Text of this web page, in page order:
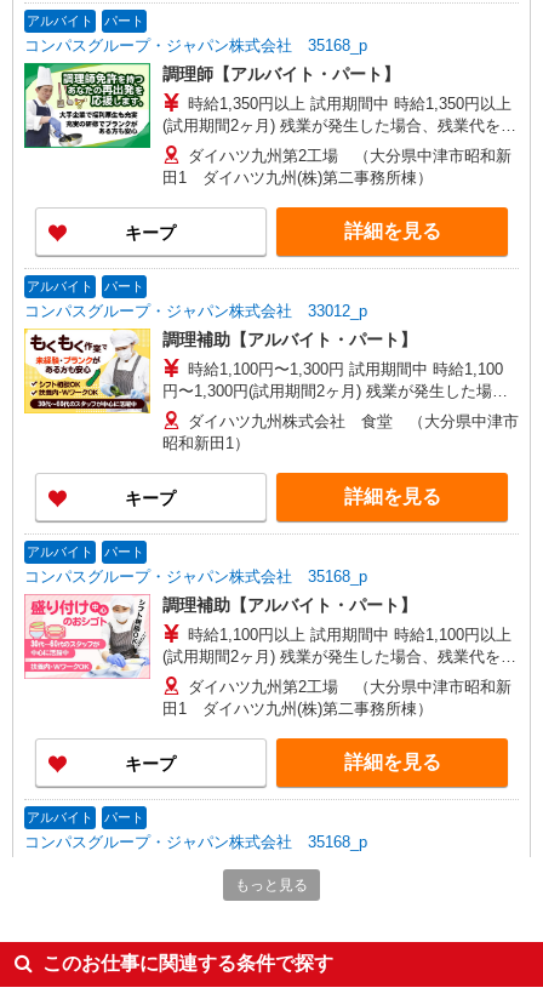
アルバイト パート
コンパスグループ・ジャパン株式会社 35168_p
調理師【アルバイト・パート】
時給1,350円以上 試用期間中 時給1,350円以上
(試用期間2ヶ月) 残業が発生した場合、残業代を1
分単位で別途支給します。
ダイハツ九州第2工場 （大分県中津市昭和新
田1 ダイハツ九州(株)第二事務所棟）
キープ 詳細を見る
アルバイト パート
コンパスグループ・ジャパン株式会社 33012_p
調理補助【アルバイト・パート】
時給1,100円〜1,300円 試用期間中 時給1,100
円〜1,300円(試用期間2ヶ月) 残業が発生した場
合、残業代を1分単位で別途支給します。
ダイハツ九州株式会社 食堂 （大分県中津市
昭和新田1）
キープ 詳細を見る
アルバイト パート
コンパスグループ・ジャパン株式会社 35168_p
調理補助【アルバイト・パート】
時給1,100円以上 試用期間中 時給1,100円以上
(試用期間2ヶ月) 残業が発生した場合、残業代を1
分単位で別途支給します。
ダイハツ九州第2工場 （大分県中津市昭和新
田1 ダイハツ九州(株)第二事務所棟）
キープ 詳細を見る
アルバイト パート
コンパスグループ・ジャパン株式会社 35168_p
調理員【アルバイト・パート】
時給1,600円以上 試用期間中 時給1,600円以上
業が発生した場合、残業代を1分単位で別途支給し
ます。
ダイハツ九州第2工場 （大分県中津市昭和新
田1 ダイハツ九州(株)第二事務所棟）
もっと見る
このお仕事に関連する条件で探す